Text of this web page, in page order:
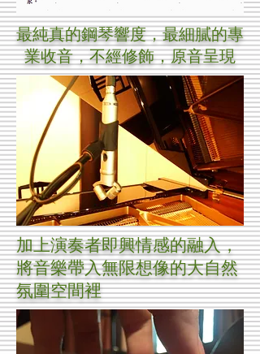
最純真的鋼琴響度，最細膩的專
業收音，不經修飾，原音呈現
加上演奏者即興情感的融入，
將音樂帶入無限想像的大自然
氛圍空間裡